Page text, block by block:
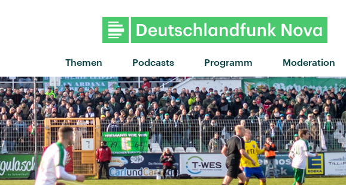
Themen Podcasts Programm Moderation
"Be my queen" von Seafret ·